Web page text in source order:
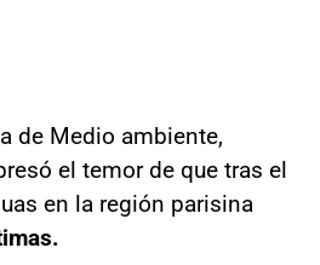
de Medio ambiente,
el temor de que tras el
en la región parisina